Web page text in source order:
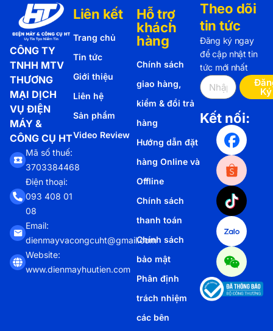
CÔNG TY
TNHH MTV
THƯƠNG
MẠI DỊCH
VỤ ĐIỆN
MÁY &
CÔNG CỤ HT
Mã số thuế:
3703384468
Điện thoại:
093 408 01
08
Email:
dienmayvacongcuht@gmail.com
Website:
www.dienmayhuutien.com
Liên kết
Trang chủ
Tin tức
Giới thiệu
Liên hệ
Sản phẩm
Video Review
Hỗ trợ
khách
hàng
Chính sách
giao hàng,
kiểm & đổi trả
hàng
Hướng dẫn đặt
hàng Online và
Offline
Chính sách
thanh toán
Chính sách
bảo mật
Phân định
trách nhiệm
các bên
Theo dõi
tin tức
Đăng ký ngay
để cập nhật tin
tức mới nhất
Ký
Kết nối: